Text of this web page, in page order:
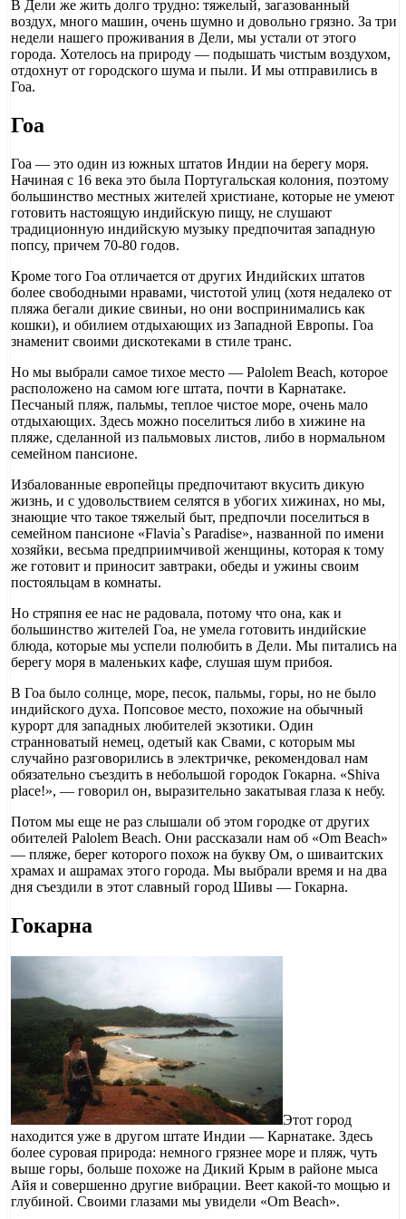
В Дели же жить долго трудно: тяжелый, загазованный
воздух, много машин, очень шумно и довольно грязно. За три
недели нашего проживания в Дели, мы устали от этого
города. Хотелось на природу — подышать чистым воздухом,
отдохнут от городского шума и пыли. И мы отправились в
Гоа.
Гоа
Гоа — это один из южных штатов Индии на берегу моря.
Начиная с 16 века это была Португальская колония, поэтому
большинство местных жителей христиане, которые не умеют
готовить настоящую индийскую пищу, не слушают
традиционную индийскую музыку предпочитая западную
попсу, причем 70-80 годов.
Кроме того Гоа отличается от других Индийских штатов
более свободными нравами, чистотой улиц (хотя недалеко от
пляжа бегали дикие свиньи, но они воспринимались как
кошки), и обилием отдыхающих из Западной Европы. Гоа
знаменит своими дискотеками в стиле транс.
Но мы выбрали самое тихое место — Palolem Beach, которое
расположено на самом юге штата, почти в Карнатаке.
Песчаный пляж, пальмы, теплое чистое море, очень мало
отдыхающих. Здесь можно поселиться либо в хижине на
пляже, сделанной из пальмовых листов, либо в нормальном
семейном пансионе.
Избалованные европейцы предпочитают вкусить дикую
жизнь, и с удовольствием селятся в убогих хижинах, но мы,
знающие что такое тяжелый быт, предпочли поселиться в
семейном пансионе «Flavia`s Paradise», названной по имени
хозяйки, весьма предприимчивой женщины, которая к тому
же готовит и приносит завтраки, обеды и ужины своим
постояльцам в комнаты.
Но стряпня ее нас не радовала, потому что она, как и
большинство жителей Гоа, не умела готовить индийские
блюда, которые мы успели полюбить в Дели. Мы питались на
берегу моря в маленьких кафе, слушая шум прибоя.
В Гоа было солнце, море, песок, пальмы, горы, но не было
индийского духа. Попсовое место, похожие на обычный
курорт для западных любителей экзотики. Один
странноватый немец, одетый как Свами, с которым мы
случайно разговорились в электричке, рекомендовал нам
обязательно съездить в небольшой городок Гокарна. «Shiva
place!», — говорил он, выразительно закатывая глаза к небу.
Потом мы еще не раз слышали об этом городке от других
обителей Palolem Beach. Они рассказали нам об «Om Beach»
— пляже, берег которого похож на букву Ом, о шиваитских
храмах и ашрамах этого города. Мы выбрали время и на два
дня съездили в этот славный город Шивы — Гокарна.
Гокарна
Этот город
находится уже в другом штате Индии — Карнатаке. Здесь
более суровая природа: немного грязнее море и пляж, чуть
выше горы, больше похоже на Дикий Крым в районе мыса
Айя и совершенно другие вибрации. Веет какой-то мощью и
глубиной. Своими глазами мы увидели «Om Beach».